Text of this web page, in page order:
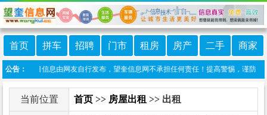
首页 拼车 招聘 门市 租房 房产 二手 商家
公告：
：本栏目信息由网友自行发布，望奎信息网不承担任何责任！提高警惕，谨防诈
当前位置 首页 >> 房屋出租 >> 出租